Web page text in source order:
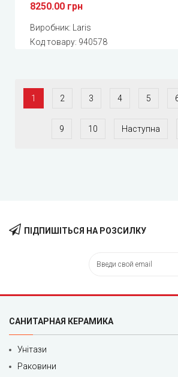
8250.00 грн
Виробник:
Laris
Код товару: 940578
1 2 3 4 5
9 10 Наступна
ПІДПИШІТЬСЯ НА РОЗСИЛКУ
САНИТАРНАЯ КЕРАМИКА
Унітази
Раковини